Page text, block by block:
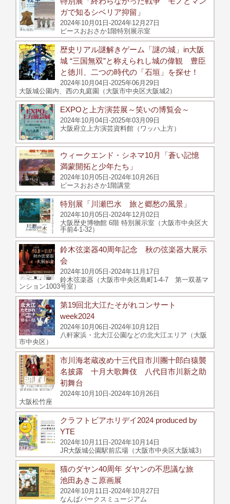
ガで知るシベリア抑留」
2024年10月01日-2024年12月27日
ピースおおさか1階特別展示室
歴史リアル謎解きゲーム「謎の城」in大阪
城 “三国無双”と称えられし城の偉観 豊臣
と徳川、二つの時代の「石垣」を探せ！
2024年10月04日-2025年06月29日
大阪城公園内、西の丸庭園（大阪市中央区大阪城2）
EXPOと上方演芸展～笑いの博覧会～
2024年10月04日-2025年03月09日
大阪府立上方演芸資料館（ワッハ上方）
ウィークエンド・シネマ10月「蒼い記憶
満蒙開拓と少年たち」
2024年10月05日-2024年10月26日
ピースおおさか1階講堂
特別展「川瀬巴水 旅と郷愁の風景」
2024年10月05日-2024年12月02日
大阪歴史博物館 6階 特別展示室（大阪市中央区大
手前4-1-32）
鈴木弦楽器40周年記念 秋の弦楽器大展示
会
2024年10月05日-2024年11月17日
鈴木弦楽器（大阪市中央区島町1-4-7 第一双基マ
ンション1003号室）
第19回北大江たそがれコンサート
week2024
2024年10月06日-2024年10月12日
八軒家浜・北大江公園などの北大江エリア（大阪
市中央区）
市川海老蔵改め十三代目市川團十郎白猿襲
名披露 十月大歌舞伎 八代目市川新之助
初舞台
2024年10月10日-2024年10月26日
大阪松竹座
クラフトビアホリデイ2024 produced by
YTE
2024年10月11日-2024年10月14日
JR大阪城公園駅前広場（大阪市中央区大阪城3）
猫のダヤン40周年 ダヤンの不思議な旅
池田あきこ原画展
2024年10月11日-2024年10月27日
なんばパークスミュージアム